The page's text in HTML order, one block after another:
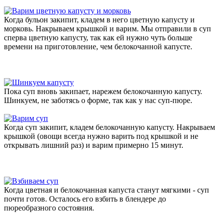
Когда бульон закипит, кладем в него цветную капусту и
морковь. Накрываем крышкой и варим. Мы отправили в суп
сперва цветную капусту, так как ей нужно чуть больше
времени на приготовление, чем белокочанной капусте.
Пока суп вновь закипает, нарежем белокочанную капусту.
Шинкуем, не заботясь о форме, так как у нас суп-пюре.
Когда суп закипит, кладем белокочанную капусту. Накрываем
крышкой (овощи всегда нужно варить под крышкой и не
открывать лишний раз) и варим примерно 15 минут.
Когда цветная и белокочанная капуста станут мягкими - суп
почти готов. Осталось его взбить в блендере до
пюреобразного состояния.